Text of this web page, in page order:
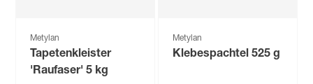
Metylan
Tapetenkleister
'Raufaser' 5 kg
Metylan
Klebespachtel 525 g